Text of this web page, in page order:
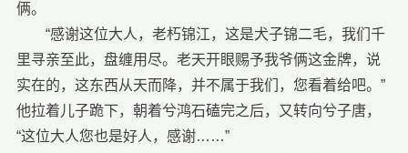
俩。
“感谢这位大人，老朽锦江，这是犬子锦二毛，我们千
里寻亲至此，盘缠用尽。老天开眼赐予我爷俩这金牌，说
实在的，这东西从天而降，并不属于我们，您看着给吧。”
他拉着儿子跪下，朝着兮鸿石磕完之后，又转向兮子唐，
“这位大人您也是好人，感谢……”